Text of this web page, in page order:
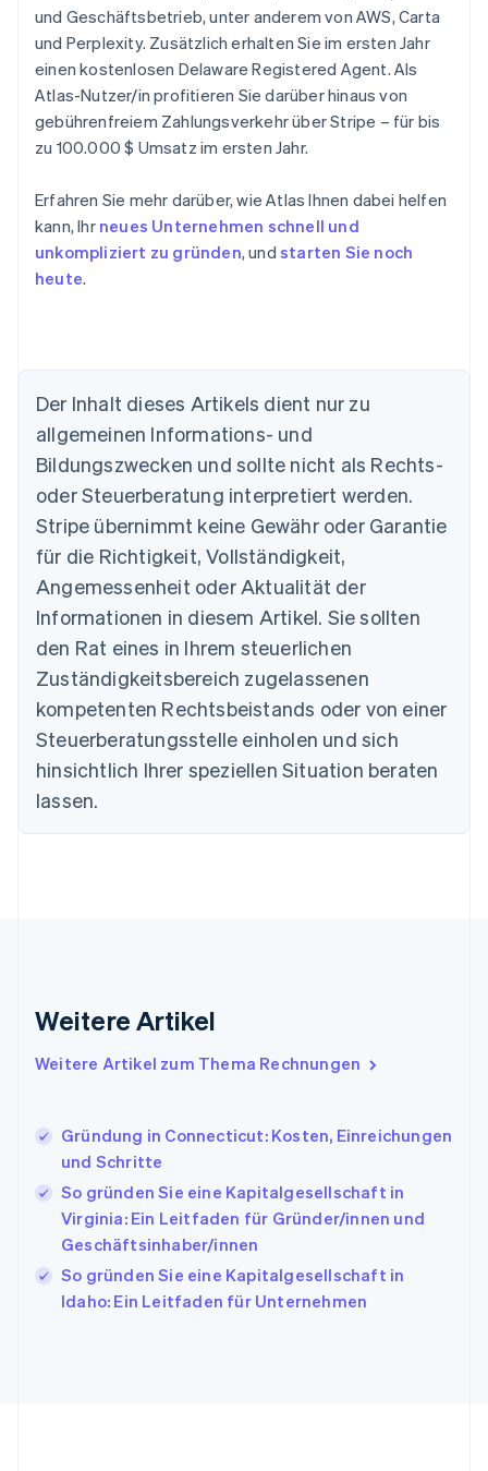
und Geschäftsbetrieb, unter anderem von AWS, Carta
und Perplexity. Zusätzlich erhalten Sie im ersten Jahr
einen kostenlosen Delaware Registered Agent. Als
Atlas-Nutzer/in profitieren Sie darüber hinaus von
gebührenfreiem Zahlungsverkehr über Stripe – für bis
zu 100.000 $ Umsatz im ersten Jahr.
Erfahren Sie mehr darüber, wie Atlas Ihnen dabei helfen
kann, Ihr neues Unternehmen schnell und
unkompliziert zu gründen, undstarten Sie noch
heute.
Der Inhalt dieses Artikels dient nur zu
allgemeinen Informations- und
Bildungszwecken und sollte nicht als Rechts-
oder Steuerberatung interpretiert werden.
Stripe übernimmt keine Gewähr oder Garantie
für die Richtigkeit, Vollständigkeit,
Angemessenheit oder Aktualität der
Informationen in diesem Artikel. Sie sollten
den Rat eines in Ihrem steuerlichen
Zuständigkeitsbereich zugelassenen
kompetenten Rechtsbeistands oder von einer
Steuerberatungsstelle einholen und sich
hinsichtlich Ihrer speziellen Situation beraten
lassen.
Weitere Artikel
Weitere Artikel zum Thema Rechnungen
Gründung in Connecticut: Kosten, Einreichungen
und Schritte
So gründen Sie eine Kapitalgesellschaft in
Virginia: Ein Leitfaden für Gründer/innen und
Geschäftsinhaber/innen
So gründen Sie eine Kapitalgesellschaft in
Idaho: Ein Leitfaden für Unternehmen
Australien
English
Nederlands FrançaisDeutschEnglish
Brasilien
English
Bulgarien
English
Dänemark
Deutschland
DeutschEnglish
Estland
English
Festlandchina
简体中文
EnglishSvenska
English
English
Japan
日本語 English
EnglishFrançais
Kroatien
EnglishItaliano
English
Liechtenstein